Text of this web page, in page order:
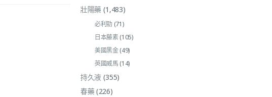
壯陽藥(1,483)
必利勁(71)
日本藤素(105)
美國黑金(49)
英國威馬(14)
持久液(355)
春藥(226)